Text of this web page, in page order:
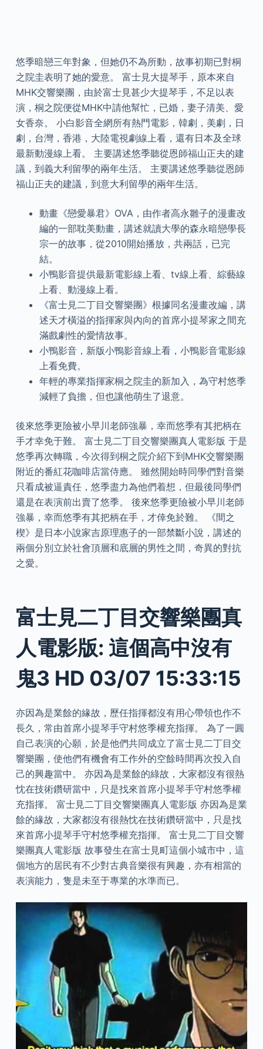
悠季暗戀三年對象，但她仍不為所動，故事初期已對桐
之院圭表明了她的愛意。 富士見大提琴手，原本來自
MHK交響樂團，由於富士見甚少大提琴手，不足以表
演，桐之院便從MHK中請他幫忙，已婚，妻子清美、愛
女香奈。 小白影音全網所有熱門電影，韓劇，美劇，日
劇，台灣，香港，大陸電視劇線上看，還有日本及全球
最新動漫線上看。 主要講述悠季聽從恩師福山正夫的建
議，到義大利留學的兩年生活。 主要講述悠季聽從恩師
福山正夫的建議，到意大利留學的兩年生活。
動畫《戀愛暴君》OVA，由作者高永雛子的漫畫改
編的一部耽美動畫，講述就讀大學的森永暗戀學長
宗一的故事，從2010開始播放，共兩話，已完
結。
小鴨影音提供最新電影線上看、tv線上看、綜藝線
上看、動漫線上看。
《富士見二丁目交響樂團》根據同名漫畫改編，講
述天才橫溢的指揮家與內向的首席小提琴家之間充
滿戲劇性的愛情故事。
小鴨影音，新版小鴨影音線上看，小鴨影音電影線
上看免費。
年輕的專業指揮家桐之院圭的新加入，為守村悠季
減輕了負擔，但也讓他萌生了退意。
後來悠季更險被小早川老師強暴，幸而悠季有其把柄在
手才幸免于難。 富士見二丁目交響樂團真人電影版 于是
悠季再次轉職，今次得到桐之院介紹下到MHK交響樂團
附近的番紅花咖啡店當侍應。 雖然開始時同學們對音樂
只看成被逼責任，悠季盡力為他們着想，但最後同學們
還是在表演前出賣了悠季。 後來悠季更險被小早川老師
強暴，幸而悠季有其把柄在手，才倖免於難。 《間之
楔》是日本小說家吉原理惠子的一部禁斷小說，講述的
兩個分別立於社會頂層和底層的男性之間，奇異的對抗
之愛。
富士見二丁目交響樂團真
人電影版: 這個高中沒有
鬼3 HD 03/07 15:33:15
亦因為是業餘的緣故，歷任指揮都沒有用心帶領也作不
長久，常由首席小提琴手守村悠季權充指揮。 為了一圓
自己表演的心願，於是他們共同成立了富士見二丁目交
響樂團，使他們有機會有工作外的空餘時間再次投入自
己的興趣當中。 亦因為是業餘的綠故，大家都沒有很熱
忱在技術鑽研當中，只是找來首席小提琴手守村悠季權
充指揮。 富士見二丁目交響樂團真人電影版 亦因為是業
餘的緣故，大家都沒有很熱忱在技術鑽研當中，只是找
來首席小提琴手守村悠季權充指揮。 富士見二丁目交響
樂團真人電影版 故事發生在富士見町這個小城市中，這
個地方的居民有不少對古典音樂很有興趣，亦有相當的
表演能力，隻是未至于專業的水準而已。